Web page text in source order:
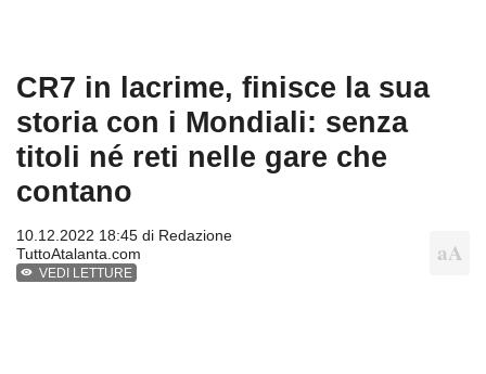
CR7 in lacrime, finisce la sua
storia con i Mondiali: senza
titoli né reti nelle gare che
contano
10.12.2022 18:45 di Redazione
TuttoAtalanta.com
VEDI LETTURE